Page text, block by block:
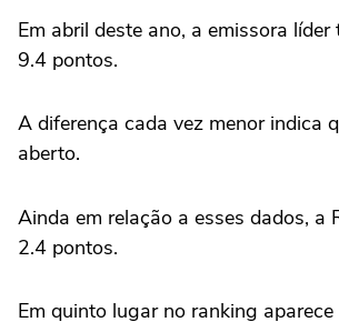
Em abril deste ano, a emissora
9.4 pontos.
A diferença cada vez menor indica
aberto.
Ainda em relação a esses dados, a
2.4 pontos.
Em quinto lugar no ranking